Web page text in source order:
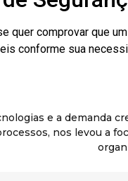
quer comprovar que
conforme sua
e a demanda
nos levou a